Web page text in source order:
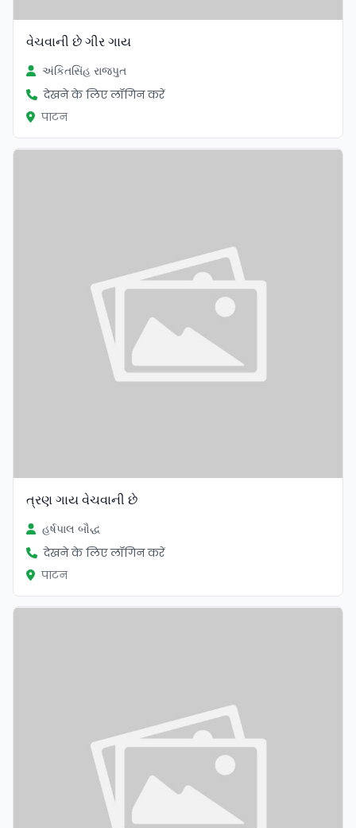
વેચવાની છે ગીર ગાય
અંકિતસિંહ રાજપુત
देखने के लिए लॉगिन करें
पाटन
ત્રણ ગાય વેચવાની છે
હર્ષપાલ બૌદ્ધ
देखने के लिए लॉगिन करें
पाटन